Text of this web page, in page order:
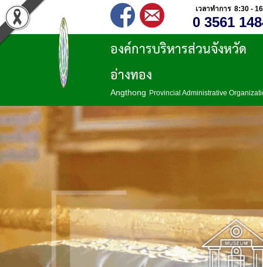
เวลาทำการ 8:30 -
0 3561
องค์การบริหารส่วนจังหวัด
อ่างทอง
Angthong Provincial Administrative